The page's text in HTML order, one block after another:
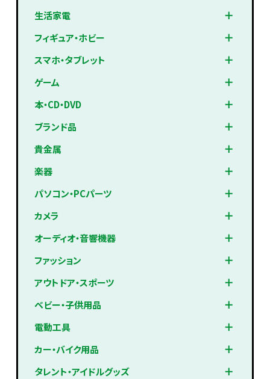
生活家電
フィギュア・ホビー
スマホ・タブレット
ゲーム
本・CD・DVD
ブランド品
貴金属
楽器
パソコン・PCパーツ
カメラ
オーディオ・音響機器
ファッション
アウトドア・スポーツ
ベビー・子供用品
電動工具
カー・バイク用品
タレント・アイドルグッズ